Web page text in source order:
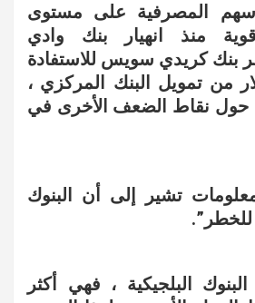
المصرفية على مستوى
منذ انهيار بنك وادي
بنك كريدي سويس للاستفادة
دولار من تمويل البنك المركزي ،
حول نقاط الضعف الأخرى في
تشير إلى أن البنوك
للخطر”.
البلجيكية ، فهي أكثر